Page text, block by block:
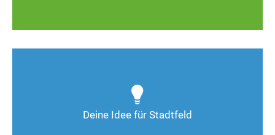
Deine Idee für Stadtfeld
Deine Ideen sind gefragt!